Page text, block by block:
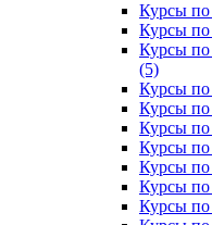
Курсы
Курсы по
Курсы по
(5)
Курсы по
Курсы по
Курсы по
Курсы по
Курсы по
Курсы по
Курсы по